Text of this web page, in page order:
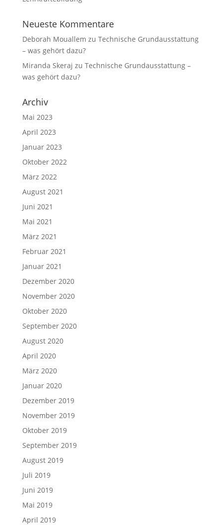
Neueste Kommentare
Deborah Mouallem zu Technische Grundausstattung
– was gehört dazu?
Miranda Skeraj zu Technische Grundausstattung –
was gehört dazu?
Archiv
Mai 2023
April 2023
Januar 2023
Oktober 2022
März 2022
August 2021
Juni 2021
Mai 2021
März 2021
Februar 2021
Januar 2021
Dezember 2020
November 2020
Oktober 2020
September 2020
August 2020
April 2020
März 2020
Januar 2020
Dezember 2019
November 2019
Oktober 2019
September 2019
August 2019
Juli 2019
Juni 2019
Mai 2019
April 2019